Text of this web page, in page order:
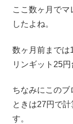
ここ数ヶ月でマ
したよね。
数ヶ月前までは
リンギット25円
ちなみにこのブ
ときは27円で
す。